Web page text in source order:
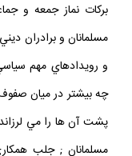
بركات نماز جمعه و
مسلمانان و برادران
و رويدادهاي مهم
چه بيشتر در ميان
پشت آن ها را مي
مسلمانان ; جلب